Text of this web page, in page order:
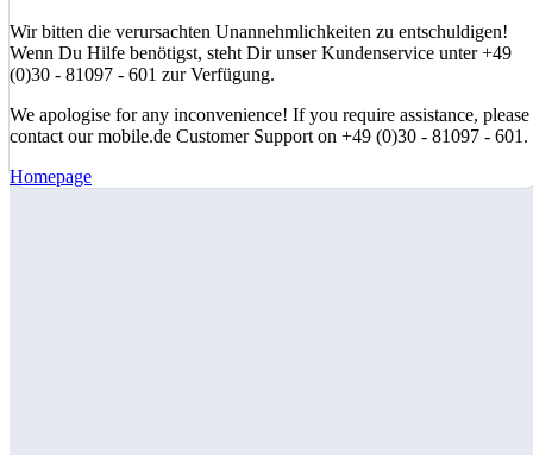
Wir bitten die verursachten Unannehmlichkeiten zu entschuldigen!
Wenn Du Hilfe benötigst, steht Dir unser Kundenservice unter +49
(0)30 - 81097 - 601 zur Verfügung.
We apologise for any inconvenience! If you require assistance, please
contact our mobile.de Customer Support on +49 (0)30 - 81097 - 601.
Homepage